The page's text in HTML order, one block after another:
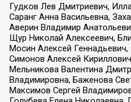
Гудков Лев Дмитриевич,
Саранг Анна Васильевна,
Аверин Владимир
Щур Николай Алексеевич,
Мосин Алексей Геннадьевич,
Симонов Алексей
Мельникова Валентина
Владимировна, Баженова
Максимов Сергей